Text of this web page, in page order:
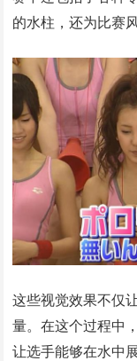
的水柱，还为比赛
这些视觉效果不仅
量。在这个过程中
让选手能够在水中